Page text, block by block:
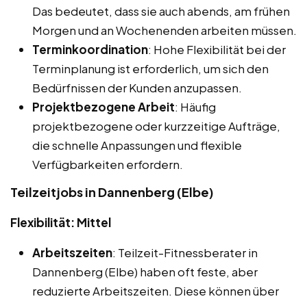
Das bedeutet, dass sie auch abends, am frühen
Morgen und an Wochenenden arbeiten müssen.
Terminkoordination: Hohe Flexibilität bei der
Terminplanung ist erforderlich, um sich den
Bedürfnissen der Kunden anzupassen.
Projektbezogene Arbeit: Häufig
projektbezogene oder kurzzeitige Aufträge,
die schnelle Anpassungen und flexible
Verfügbarkeiten erfordern.
Teilzeitjobs in Dannenberg (Elbe)
Flexibilität: Mittel
Arbeitszeiten: Teilzeit-Fitnessberater in
Dannenberg (Elbe) haben oft feste, aber
reduzierte Arbeitszeiten. Diese können über